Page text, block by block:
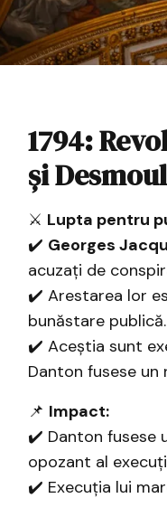
1794:
și
⚔️ Lupta pentru
✔️ Georges
acuzați de
✔️ Arestarea lor
bunăstare publică.
✔️ Aceștia sunt
Danton fusese
📌 Impact:
✔️ Danton fusese
opozant al
✔️ Execuția lui